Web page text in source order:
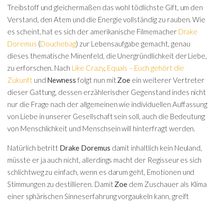
Treibstoff und gleichermaßen das wohl tödlichste Gift, um den
Verstand, den Atem und die Energie vollständig zu rauben. Wie
es scheint, hat es sich der amerikanische Filmemacher Drake
Doremus (Douchebag) zur Lebensaufgabe gemacht, genau
dieses thematische Minenfeld, die Unergründlichkeit der Liebe,
zu erforschen. Nach Like Crazy, Equals – Euch gehört die
Zukunftund Newnessfolgt nun mit Zoe ein weiterer Vertreter
dieser Gattung, dessen erzählerischer Gegenstand indes nicht
nur die Frage nach der allgemeinen wie individuellen Auffassung
von Liebe in unserer Gesellschaft sein soll, auch die Bedeutung
von Menschlichkeit und Menschsein will hinterfragt werden.
Natürlich betritt Drake Doremus damit inhaltlich kein Neuland,
müsste er ja auch nicht, allerdings macht der Regisseur es sich
schlichtweg zu einfach, wenn es darum geht, Emotionen und
Stimmungen zu destillieren. Damit Zoe dem Zuschauer als Klima
einer sphärischen Sinneserfahrung vorgaukeln kann, greift